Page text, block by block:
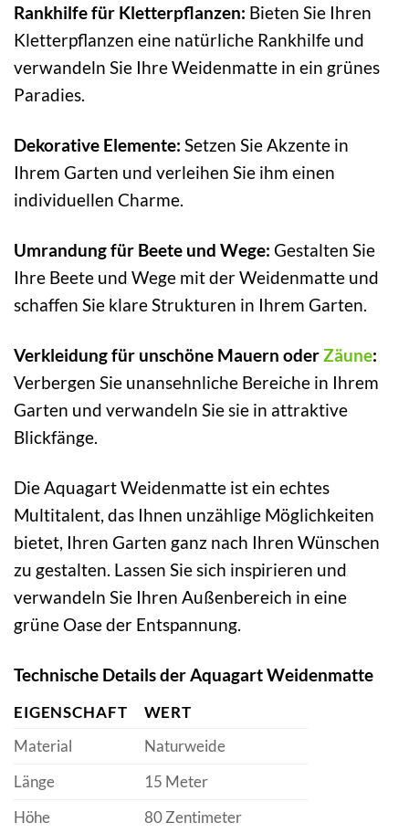
Rankhilfe für Kletterpflanzen: Bieten Sie Ihren
Kletterpflanzen eine natürliche Rankhilfe und
verwandeln Sie Ihre Weidenmatte in ein grünes
Paradies.
Dekorative Elemente: Setzen Sie Akzente in
Ihrem Garten und verleihen Sie ihm einen
individuellen Charme.
Umrandung für Beete und Wege: Gestalten Sie
Ihre Beete und Wege mit der Weidenmatte und
schaffen Sie klare Strukturen in Ihrem Garten.
Verkleidung für unschöne Mauern oderZäune:
Verbergen Sie unansehnliche Bereiche in Ihrem
Garten und verwandeln Sie sie in attraktive
Blickfänge.
Die Aquagart Weidenmatte ist ein echtes
Multitalent, das Ihnen unzählige Möglichkeiten
bietet, Ihren Garten ganz nach Ihren Wünschen
zu gestalten. Lassen Sie sich inspirieren und
verwandeln Sie Ihren Außenbereich in eine
grüne Oase der Entspannung.
Technische Details der Aquagart Weidenmatte
EIGENSCHAFT
WERT
Material
Naturweide
Länge
15 Meter
Höhe
80 Zentimeter